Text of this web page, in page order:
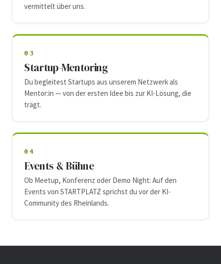
vermittelt über uns.
03
Startup-Mentoring
Du begleitest Startups aus unserem Netzwerk als
Mentor:in — von der ersten Idee bis zur KI-Lösung, die
trägt.
04
Events & Bühne
Ob Meetup, Konferenz oder Demo Night: Auf den
Events von STARTPLATZ sprichst du vor der KI-
Community des Rheinlands.